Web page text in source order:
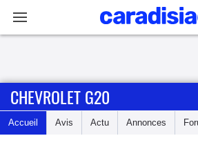
Accueil
Actu
CHEVROLET G20
Accueil Avis Actu Annonces